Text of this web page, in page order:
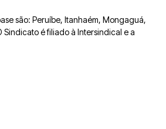
são: Peruíbe, Itanhaém, Mongaguá,
é filiado à Intersindical e a